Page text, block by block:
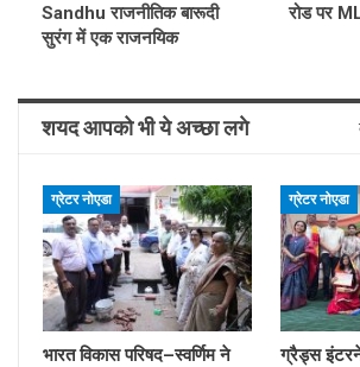
Sandhu राजनीतिक बारूदी
सुरंग में एक राजनयिक
रोड पर
शयद आपको भी ये अच्छा लगे
ग्रेटर नोएडा
भारत विकास परिषद–स्वर्णिम ने
ग्रेटर नोएडा
ग्रैड्स